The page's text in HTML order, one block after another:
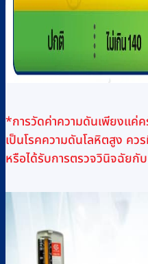
*การวัดค่าความดันเพียงแค่ค
เป็นโรคความดันโลหิตสูง คว
หรือได้รับการตรวจวินิจฉัยกั